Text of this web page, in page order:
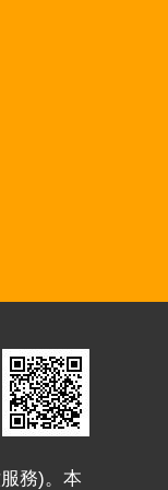
務)。本